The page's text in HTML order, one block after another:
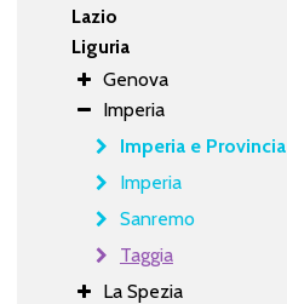
Lazio
Liguria
Genova
Imperia
Imperia e Provincia
Imperia
Sanremo
Taggia
La Spezia